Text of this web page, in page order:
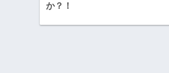
か？！